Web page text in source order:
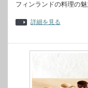
フィンランドの料理の
詳細を見る